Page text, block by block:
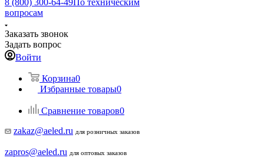
8 (800) 300-64-49По техническим
вопросам
Заказать звонок
Задать вопрос
Войти
Корзина0
Избранные товары0
Сравнение товаров0
zakaz@aeled.ru для розничных заказов
zapros@aeled.ru для оптовых заказов